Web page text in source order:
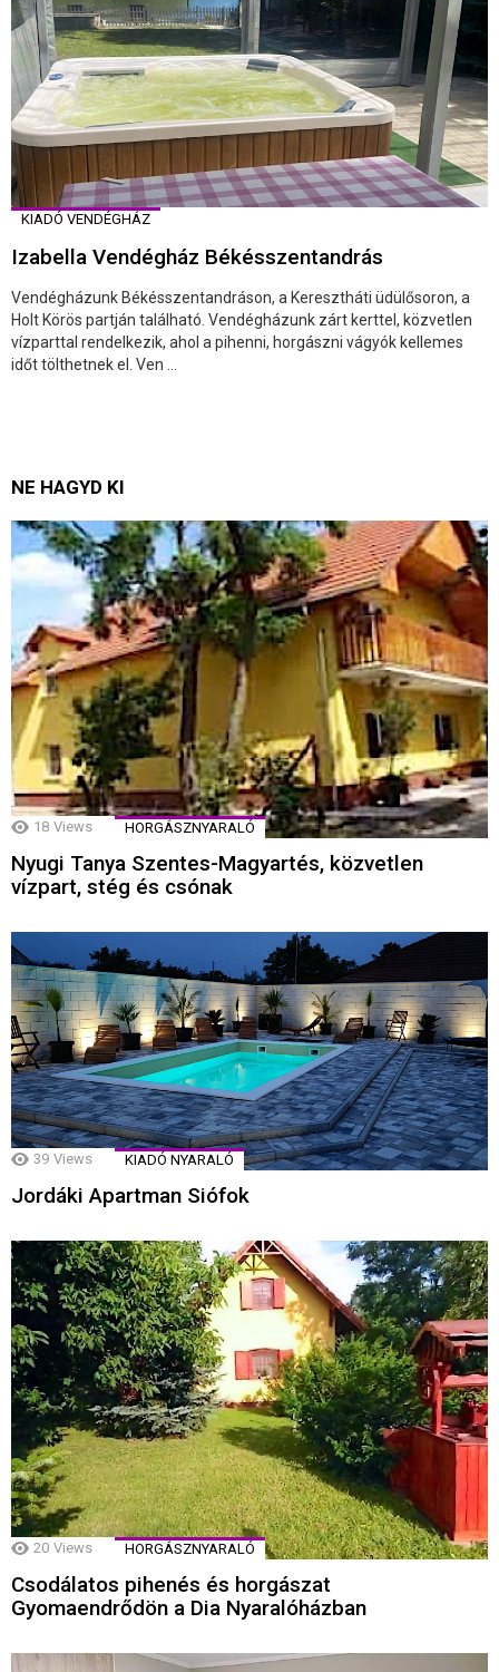
KIADÓ VENDÉGHÁZ
Izabella Vendégház Békésszentandrás
Vendégházunk Békésszentandráson, a Keresztháti üdülősoron, a
Holt Körös partján található. Vendégházunk zárt kerttel, közvetlen
vízparttal rendelkezik, ahol a pihenni, horgászni vágyók kellemes
időt tölthetnek el. Ven ...
NE HAGYD KI
18 Views HORGÁSZNYARALÓ
Nyugi Tanya Szentes-Magyartés, közvetlen
vízpart, stég és csónak
39 Views KIADÓ NYARALÓ
Jordáki Apartman Siófok
20 Views HORGÁSZNYARALÓ
Csodálatos pihenés és horgászat
Gyomaendrődön a Dia Nyaralóházban